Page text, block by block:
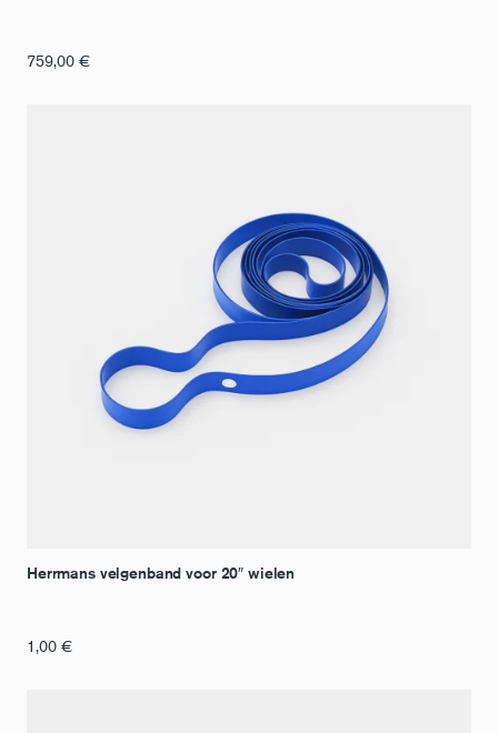
759,00 €
Herrmans velgenband voor 20″ wielen
1,00 €